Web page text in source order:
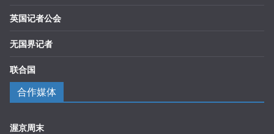
英国记者公会
无国界记者
联合国
合作媒体
渥京周末